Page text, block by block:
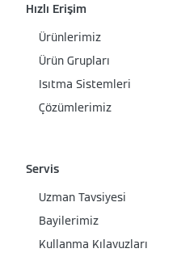
Hızlı Erişim
Ürünlerimiz
Ürün Grupları
Isıtma Sistemleri
Çözümlerimiz
Servis
Uzman Tavsiyesi
Bayilerimiz
Kullanma Kılavuzları